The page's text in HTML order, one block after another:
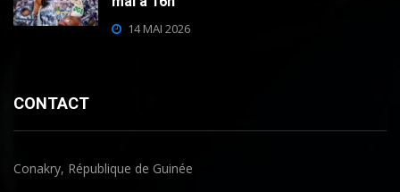
14 MAI 2026
CONTACT
Conakry, République de Guinée